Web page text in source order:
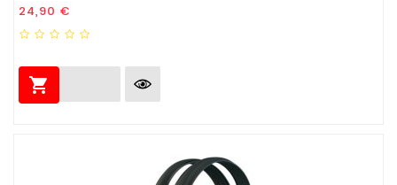
Prezzo
24,90 €
